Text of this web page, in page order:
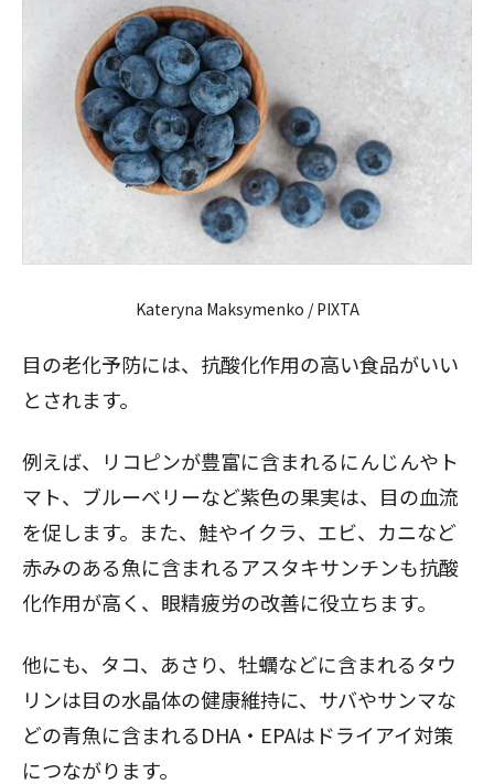
Kateryna Maksymenko / PIXTA
目の老化予防には、抗酸化作用の高い食品がいい
とされます。
例えば、リコピンが豊富に含まれるにんじんやト
マト、ブルーベリーなど紫色の果実は、目の血流
を促します。また、鮭やイクラ、エビ、カニなど
赤みのある魚に含まれるアスタキサンチンも抗酸
化作用が高く、眼精疲労の改善に役立ちます。
他にも、タコ、あさり、牡蠣などに含まれるタウ
リンは目の水晶体の健康維持に、サバやサンマな
どの青魚に含まれるDHA・EPAはドライアイ対策
につながります。